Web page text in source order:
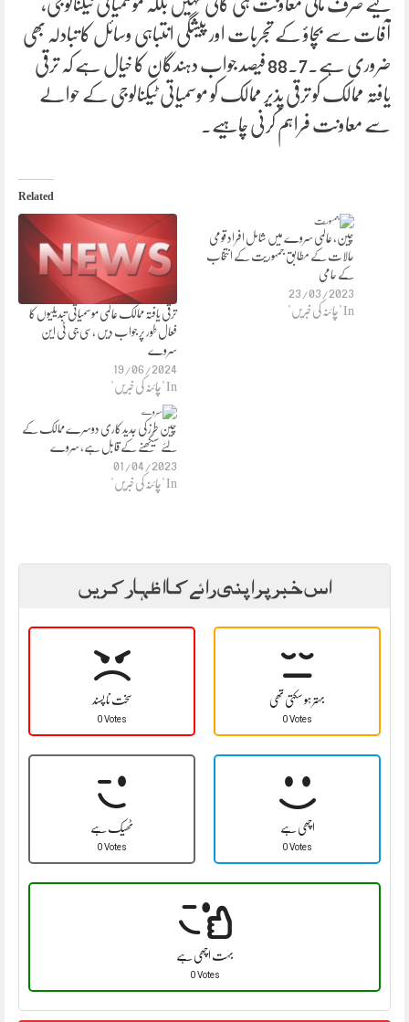
لیے صرف مالی معاونت ہی کافی نہیں بلکہ موسمیاتی ٹیکنالوجی،
آفات سے بچاؤ کے تجربات اور پیشگی انتباہی وسائل کا تبادلہ بھی
ضروری ہے۔88.7 فیصد جواب دہندگان کا خیال ہے کہ ترقی
یافتہ ممالک کو ترقی پذیر ممالک کو موسمیاتی ٹیکنالوجی کے حوالے
سے معاونت فراہم کرنی چاہیے۔
Related
ترقی یافتہ ممالک عالمی موسمیاتی تبدیلیوں کا
فعال طور پر جواب دیں ،سی جی ٹی این
سروے
19/06/2024
In "چائنہ کی خبریں"
چین، عالمی سروے میں شامل افراد قومی
حالات کے مطابق جمہوریت کے انتخاب
کے حامی
23/03/2023
In "چائنہ کی خبریں"
چین طرز کی جدید کاری دوسرے ممالک کے
لئے سیکھنے کے قابل ہے، سروے
01/04/2023
In "چائنہ کی خبریں"
اس خبر پر اپنی رائے کا اظہار کریں
سخت نا پسند
0 Votes
بہتر ہو سکتی تھی
0 Votes
ٹھیک ہے
0 Votes
اچھی ہے
0 Votes
بہت اچھی ہے
0 Votes